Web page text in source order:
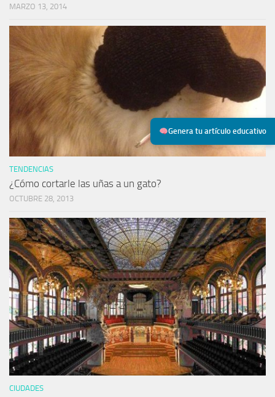
Genera tu artículo educativo
MARZO 13, 2014
TENDENCIAS
¿Cómo cortarle las uñas a un gato?
OCTUBRE 28, 2013
CIUDADES